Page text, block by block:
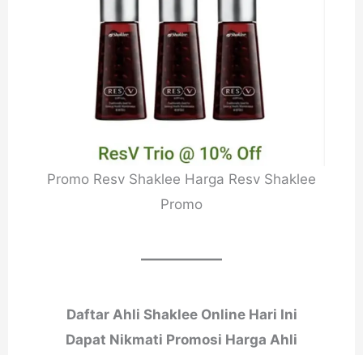
Promo Resv Shaklee Harga Resv Shaklee
Promo
Daftar Ahli Shaklee Online Hari Ini
Dapat Nikmati Promosi Harga Ahli